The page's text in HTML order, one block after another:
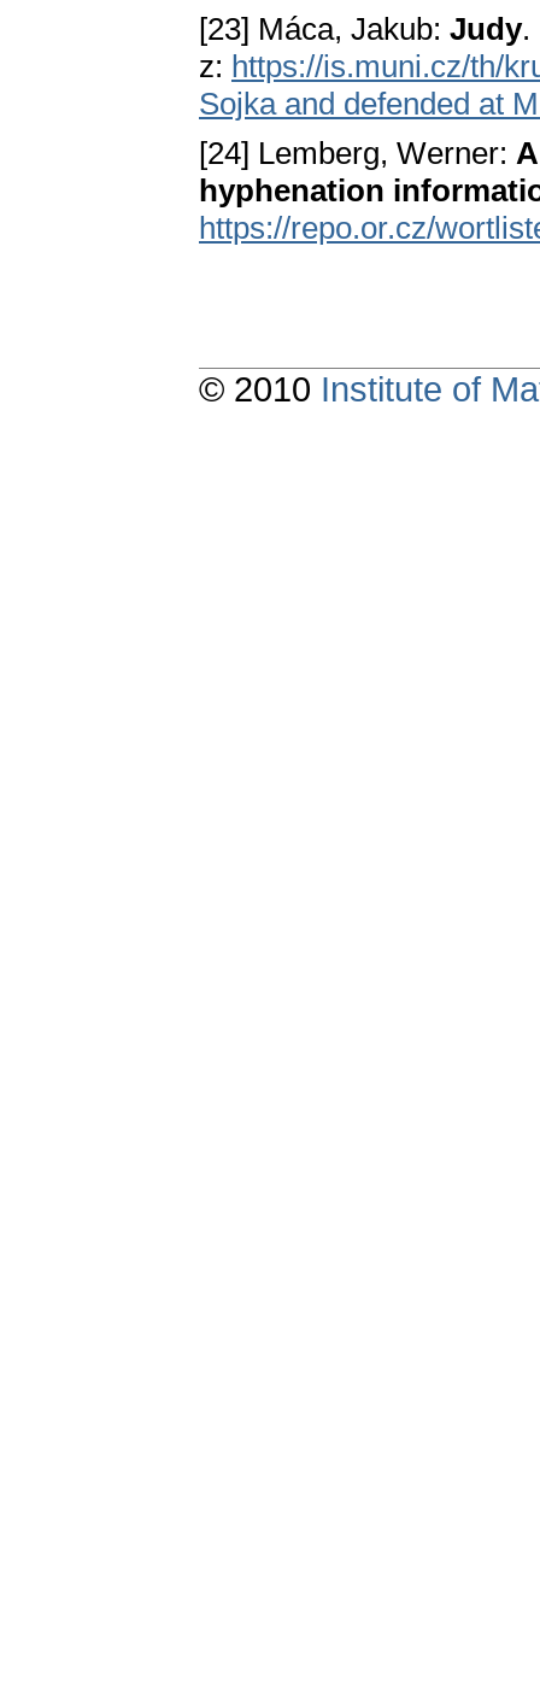
[23] Máca, Jakub: Judy.
z: https://is.muni.cz/th/
Sojka and defended at
[24] Lemberg, Werner:
hyphenation
https://repo.or.cz/
© 2010 Institute of